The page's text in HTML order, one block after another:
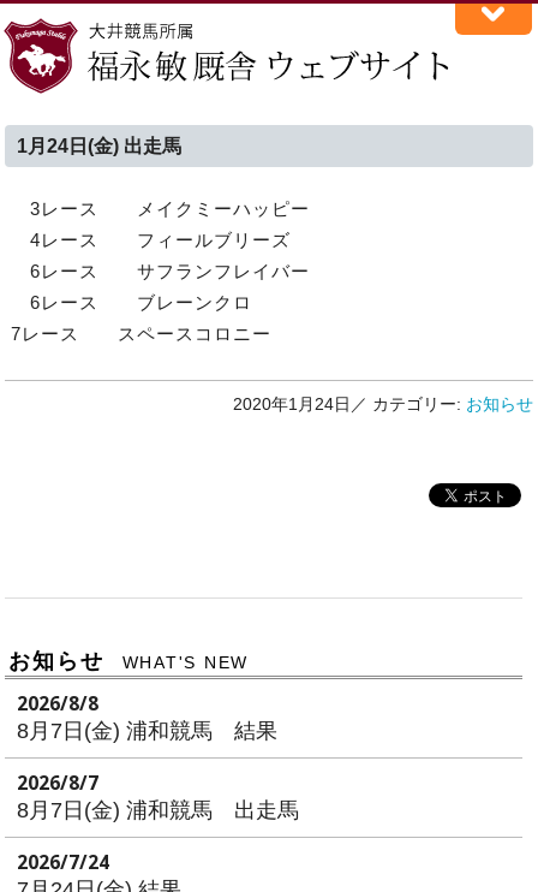
1月24日(金) 出走馬
3レース メイクミーハッピー
4レース フィールブリーズ
6レース サフランフレイバー
6レース ブレーンクロ
7レース スペースコロニー
2020年1月24日／ カテゴリー: お知らせ
お知らせ WHAT'S NEW
2026/8/8
8月7日(金) 浦和競馬 結果
2026/8/7
8月7日(金) 浦和競馬 出走馬
2026/7/24